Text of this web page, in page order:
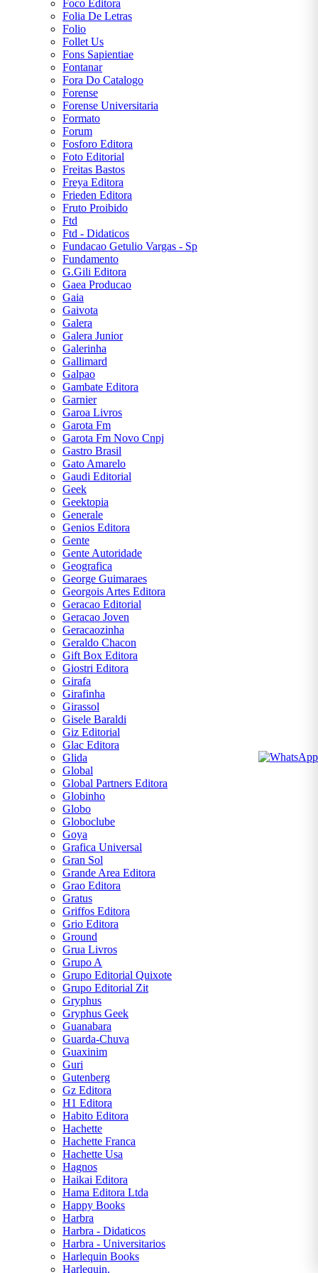
Foco Editora
Folia De Letras
Folio
Follet Us
Fons Sapientiae
Fontanar
Fora Do Catalogo
Forense
Forense Universitaria
Formato
Forum
Fosforo Editora
Foto Editorial
Freitas Bastos
Freya Editora
Frieden Editora
Fruto Proibido
Ftd
Ftd - Didaticos
Fundacao Getulio Vargas - Sp
Fundamento
G.Gili Editora
Gaea Producao
Gaia
Gaivota
Galera
Galera Junior
Galerinha
Gallimard
Galpao
Gambate Editora
Garnier
Garoa Livros
Garota Fm
Garota Fm Novo Cnpj
Gastro Brasil
Gato Amarelo
Gaudi Editorial
Geek
Geektopia
Generale
Genios Editora
Gente
Gente Autoridade
Geografica
George Guimaraes
Georgois Artes Editora
Geracao Editorial
Geracao Joven
Geracaozinha
Geraldo Chacon
Gift Box Editora
Giostri Editora
Girafa
Girafinha
Girassol
Gisele Baraldi
Giz Editorial
Glac Editora
Glida
Global
Global Partners Editora
Globinho
Globo
Globoclube
Goya
Grafica Universal
Gran Sol
Grande Area Editora
Grao Editora
Gratus
Griffos Editora
Grio Editora
Ground
Grua Livros
Grupo A
Grupo Editorial Quixote
Grupo Editorial Zit
Gryphus
Gryphus Geek
Guanabara
Guarda-Chuva
Guaxinim
Guri
Gutenberg
Gz Editora
H1 Editora
Habito Editora
Hachette
Hachette Franca
Hachette Usa
Hagnos
Haikai Editora
Hama Editora Ltda
Happy Books
Harbra
Harbra - Didaticos
Harbra - Universitarios
Harlequin Books
Harlequin.